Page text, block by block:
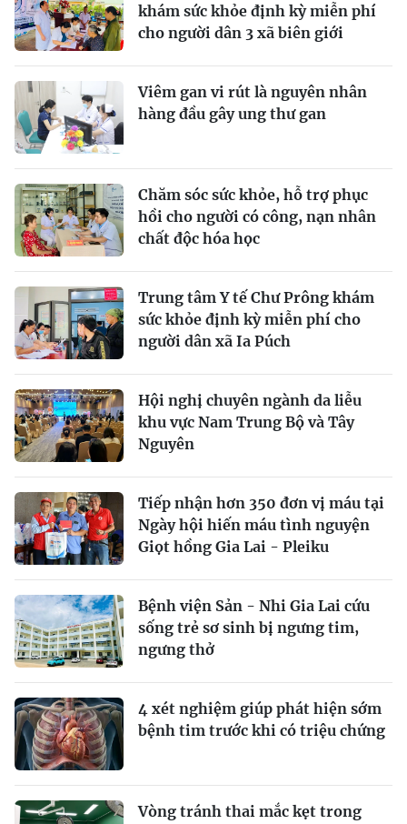
khám sức khỏe định kỳ miễn phí
cho người dân 3 xã biên giới
Viêm gan vi rút là nguyên nhân
hàng đầu gây ung thư gan
Chăm sóc sức khỏe, hỗ trợ phục
hồi cho người có công, nạn nhân
chất độc hóa học
Trung tâm Y tế Chư Prông khám
sức khỏe định kỳ miễn phí cho
người dân xã Ia Púch
Hội nghị chuyên ngành da liễu
khu vực Nam Trung Bộ và Tây
Nguyên
Tiếp nhận hơn 350 đơn vị máu tại
Ngày hội hiến máu tình nguyện
Giọt hồng Gia Lai - Pleiku
Bệnh viện Sản - Nhi Gia Lai cứu
sống trẻ sơ sinh bị ngưng tim,
ngưng thở
4 xét nghiệm giúp phát hiện sớm
bệnh tim trước khi có triệu chứng
Vòng tránh thai mắc kẹt trong